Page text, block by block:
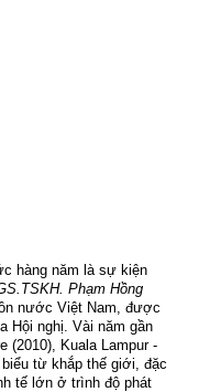
hàng năm là sự kiện
Phạm Hồng
nước Việt Nam, được
Hội nghị. Vài năm gần
(2010), Kuala Lampur -
biểu từ khắp thế giới, đặc
tế lớn ở trình độ phát